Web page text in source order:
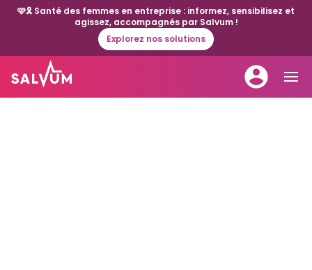
🩷🎗️ Santé des femmes en entreprise : informez, sensibilisez et
agissez, accompagnés par Salvum !
Explorez nos solutions